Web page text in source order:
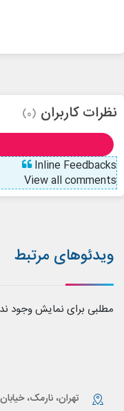
نظرات کاربران (0)
Inline Feedbacks
View all comments
ویدئوهای مرتبط
مطلبی برای نمایش وجود
تهران، نارمک،